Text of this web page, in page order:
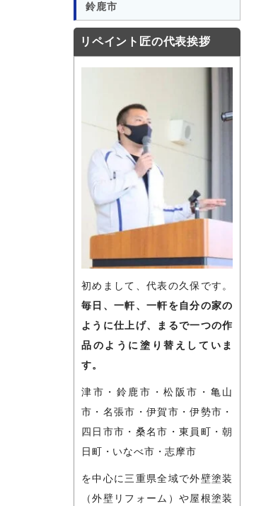
鈴鹿市
リペイント匠の代表挨拶
初めまして、代表の久保です。
毎日、一軒、一軒を自分の家の
ように仕上げ、まるで一つの作
品のように塗り替えしていま
す。
津市・鈴鹿市・松阪市・亀山
市・名張市・伊賀市・伊勢市・
四日市市・桑名市・東員町・朝
日町・いなべ市・志摩市
を中心に三重県全域で外壁塗装
（外壁リフォーム）や屋根塗装